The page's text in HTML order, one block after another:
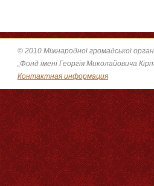
© 2010 Міжнародної громадської
„Фонд імені Георгія Миколайовича
Контактная информация